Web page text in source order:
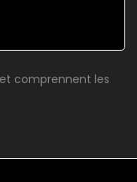
comprennent les